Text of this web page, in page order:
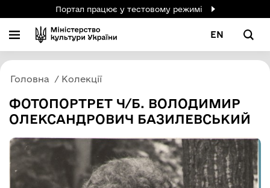
Портал працює у тестовому режимі
EN
Головна Колекції
ФОТОПОРТРЕТ Ч/Б. ВОЛОДИМИР
ОЛЕКСАНДРОВИЧ БАЗИЛЕВСЬКИЙ